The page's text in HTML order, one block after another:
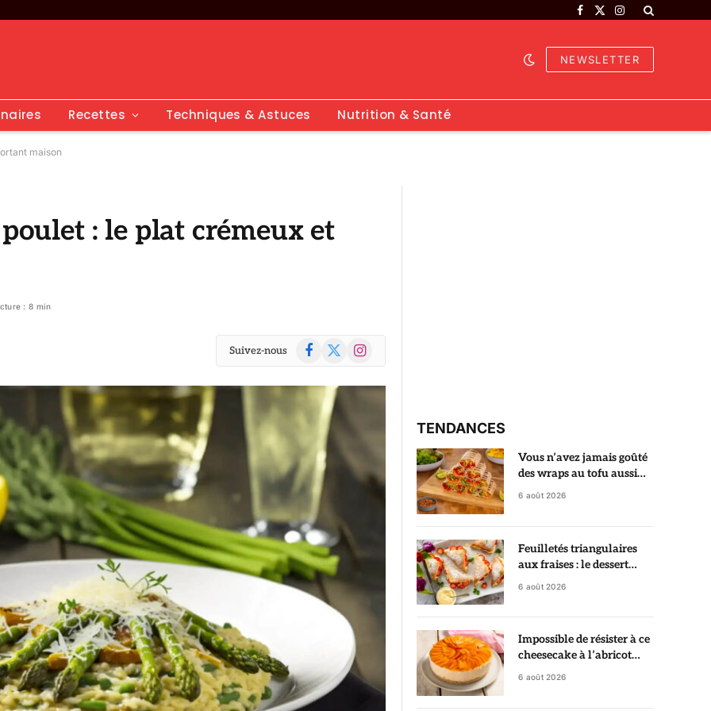
Facebook
X
Instagram
NEWSLETTER
Recettes Techniques & Astuces Nutrition & Santé
maison
: le plat crémeux et
: 8 min
Suivez-nous Facebook
X
Instagram
TENDANCES
Vous n’avez jamais goûté
des wraps au tofu aussi
croustillants et savoureux
6 août 2026
Feuilletés triangulaires
aux fraises : le dessert
croustillant qui fait croire
6 août 2026
Impossible de résister à ce
cheesecake à l’abricot
sans cuisson, prêt sans
6 août 2026